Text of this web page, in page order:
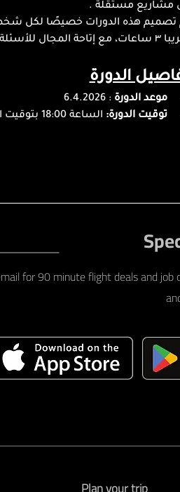
مشاريع مستقلة .
تصميم هذه الدورات خصيصًا لكل شخص
المجال للأسئلة والأجوبة.
الدورة
موعد الدورة : 6.4.2026
توقيت الدورة: الساعة 18:00 بتوقيت القدس
for 90 minute flight deals and job